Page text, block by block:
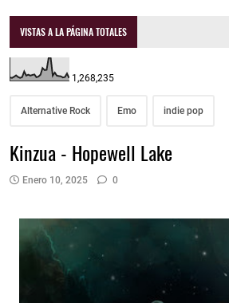
VISTAS A LA PÁGINA TOTALES
1,268,235
Alternative Rock Emo indie pop
Kinzua - Hopewell Lake
Enero 10, 2025 0